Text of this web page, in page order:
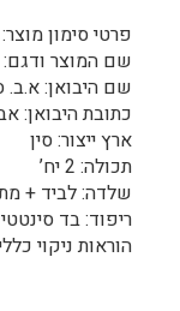
פרטי סימון מוצר:
שם המוצר
שם היבואן: א.ב.
כתובת היבואן: אברהם
ארץ ייצור: סין
תכולה: 2 יח’
שלדה: לביד +
ריפוד: בד
הוראות ניקוי